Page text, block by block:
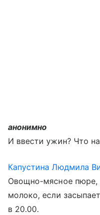
анонимно
И ввести ужин? Что
Капустина Людмила
Овощно-мясное пюре,
молоко, если
в 20.00.